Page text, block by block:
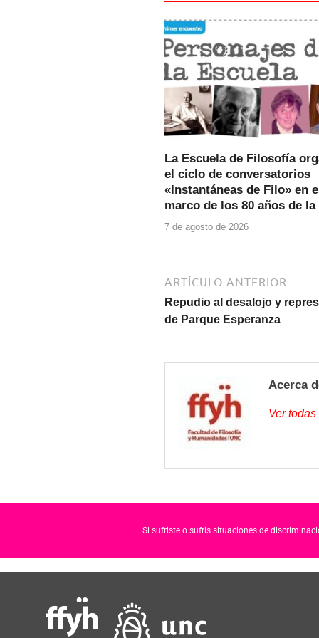
b
o
o
k
A
p
p
La Escuela de Filosofía
el ciclo de conversatorios
«Instantáneas de Filo» en el
marco de los 80 años de la
7 de agosto de 2026
ARTÍCULO ANTERIOR
Repudio al desalojo y
de Parque Esperanza
Acerca
Ver
Si sufriste o sufris situaciones de